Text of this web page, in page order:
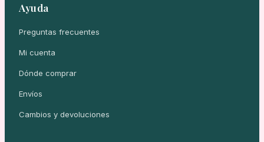
Ayuda
Preguntas frecuentes
Mi cuenta
Dónde comprar
Envíos
Cambios y devoluciones